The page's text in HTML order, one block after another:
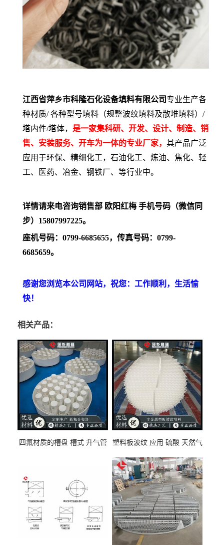
江西省萍乡市科隆石化设备填料有限公司专业生产各
种材质/ 各种型号填料（规整波纹填料及散堆填料）/
塔内件/塔体， 是一家集科研、开发、设计、制造、销
售、安装服务、开车为一体的专业厂家， 其产品广泛
应用于环保、精细化工，石油化工、炼油、焦化、轻
工、医药、冶金、钢铁厂、等行业中。
详情请来电咨询销售部 欧阳红梅 手机号码（微信同
步）15807997225。
座机号码：0799-6685655，传真号码：0799-
6685659。
感谢您浏览本公司网站，祝您：工作顺利，生活愉
快！
相关产品：
四氟材质的槽盘 槽式 升气管
塑料板波纹 应用 硫酸 天然气